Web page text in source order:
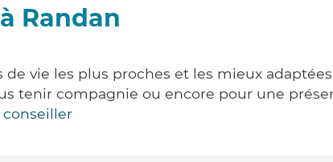
Randan
vie les plus proches et les mieux adaptées
tenir compagnie ou encore pour une